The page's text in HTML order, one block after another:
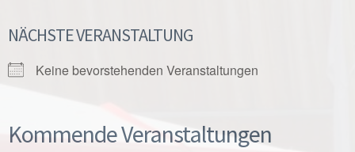
NÄCHSTE VERANSTALTUNG
Keine bevorstehenden Veranstaltungen
Kommende Veranstaltungen